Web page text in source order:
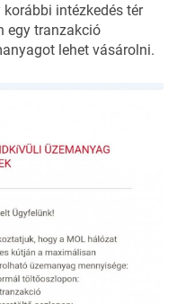
intézkedés tér
egy tranzakció
lehet vásárolni.